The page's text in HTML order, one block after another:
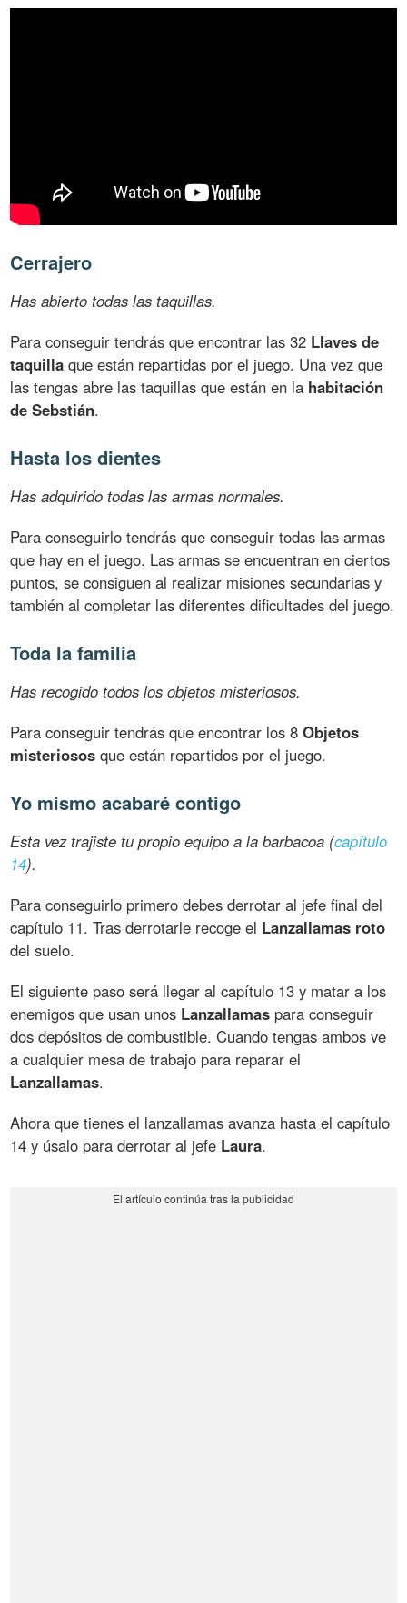
Cerrajero
Has abierto todas las taquillas.
Para conseguir tendrás que encontrar las 32 Llaves de
taquilla que están repartidas por el juego. Una vez que
las tengas abre las taquillas que están en la habitación
de Sebstián.
Hasta los dientes
Has adquirido todas las armas normales.
Para conseguirlo tendrás que conseguir todas las armas
que hay en el juego. Las armas se encuentran en ciertos
puntos, se consiguen al realizar misiones secundarias y
también al completar las diferentes dificultades del juego.
Toda la familia
Has recogido todos los objetos misteriosos.
Para conseguir tendrás que encontrar los 8Objetos
misteriosos que están repartidos por el juego.
Yo mismo acabaré contigo
Esta vez trajiste tu propio equipo a la barbacoa (capítulo
14).
Para conseguirlo primero debes derrotar al jefe final del
capítulo 11. Tras derrotarle recoge el Lanzallamas roto
del suelo.
El siguiente paso será llegar al capítulo 13 y matar a los
enemigos que usan unos Lanzallamas para conseguir
dos depósitos de combustible. Cuando tengas ambos ve
a cualquier mesa de trabajo para reparar el
Lanzallamas.
Ahora que tienes el lanzallamas avanza hasta el capítulo
14 y úsalo para derrotar al jefe Laura.